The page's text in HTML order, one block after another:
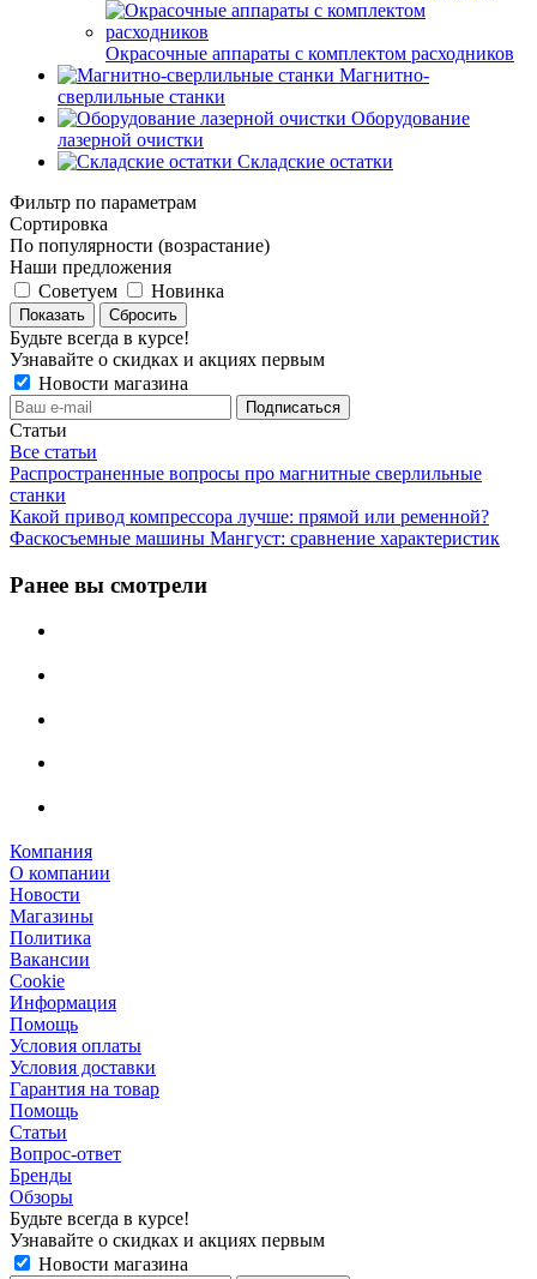
Окрасочные аппараты с комплектом расходников
Магнитно-
сверлильные станки
Оборудование
лазерной очистки
Складские остатки
Фильтр по параметрам
Сортировка
По популярности (возрастание)
Наши предложения
Советуем
Новинка
Сбросить
Будьте всегда в курсе!
Узнавайте о скидках и акциях первым
Новости магазина
Статьи
Все статьи
Распространенные вопросы про магнитные сверлильные
станки
Какой привод компрессора лучше: прямой или ременной?
Фаскосъемные машины Мангуст: сравнение характеристик
Ранее вы смотрели
Компания
О компании
Новости
Магазины
Политика
Вакансии
Сookie
Информация
Помощь
Условия оплаты
Условия доставки
Гарантия на товар
Помощь
Статьи
Вопрос-ответ
Бренды
Обзоры
Будьте всегда в курсе!
Узнавайте о скидках и акциях первым
Новости магазина